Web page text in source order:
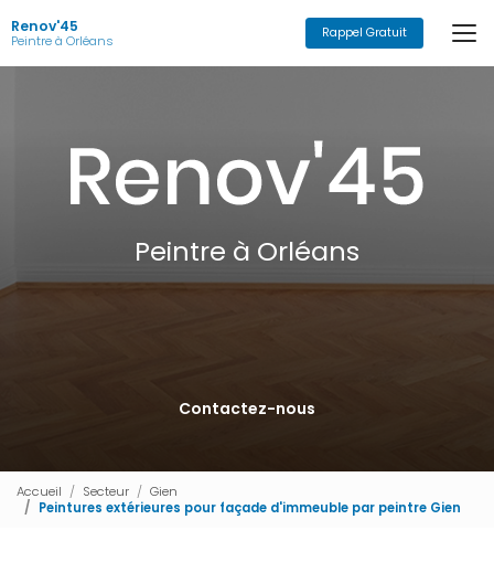
au
contenu
principal
Renov'45
Peintre à Orléans Rappel Gratuit
Peintre à Orléans
Contactez-nous
Accueil Secteur
Gien
Peintures extérieures pour façade d'immeuble par peintre Gien